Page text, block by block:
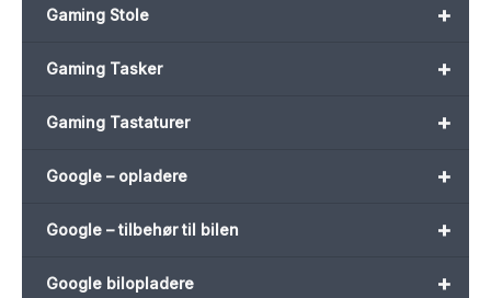
+
Gaming Stole
+
Gaming Tasker
+
Gaming Tastaturer
+
Google – opladere
+
Google – tilbehør til bilen
+
Google bilopladere